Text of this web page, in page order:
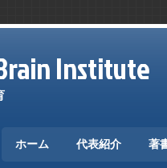
Institute
ホーム 代表紹介 著